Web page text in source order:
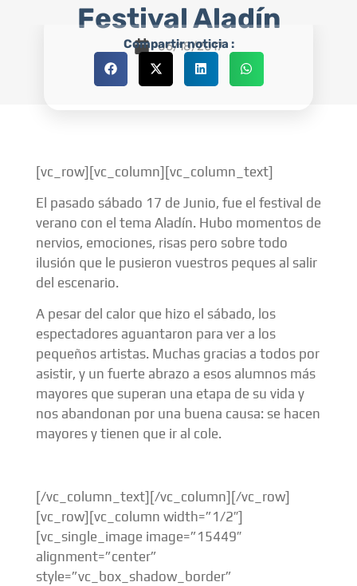
Festival Aladín
06/18/2017
Compartir noticia :
[vc_row][vc_column][vc_column_text]
El pasado sábado 17 de Junio, fue el festival de
verano con el tema Aladín. Hubo momentos de
nervios, emociones, risas pero sobre todo
ilusión que le pusieron vuestros peques al salir
del escenario.
A pesar del calor que hizo el sábado, los
espectadores aguantaron para ver a los
pequeños artistas. Muchas gracias a todos por
asistir, y un fuerte abrazo a esos alumnos más
mayores que superan una etapa de su vida y
nos abandonan por una buena causa: se hacen
mayores y tienen que ir al cole.
[/vc_column_text][/vc_column][/vc_row]
[vc_row][vc_column width=”1/2″]
[vc_single_image image=”15449″
alignment=”center”
style=”vc_box_shadow_border”